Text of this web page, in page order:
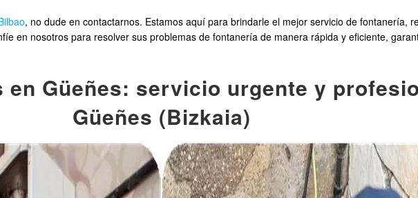
, no dude en contactarnos. Estamos aquí para brindarle el mejor servicio de fontanería,
en nosotros para resolver sus problemas de fontanería de manera rápida y eficiente,
en Güeñes: servicio urgente y
Güeñes (Bizkaia)